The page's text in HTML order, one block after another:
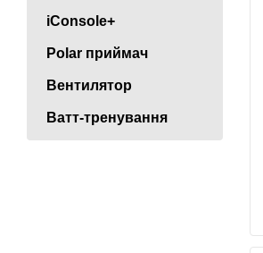
iConsole+
Polar приймач
Вентилятор
Ватт-тренування